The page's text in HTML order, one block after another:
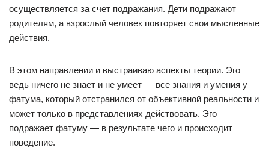
осуществляется за счет подражания. Дети подражают
родителям, а взрослый человек повторяет свои мысленные
действия.
В этом направлении и выстраиваю аспекты теории. Эго
ведь ничего не знает и не умеет — все знания и умения у
фатума, который отстранился от объективной реальности и
может только в представлениях действовать. Эго
подражает фатуму — в результате чего и происходит
поведение.